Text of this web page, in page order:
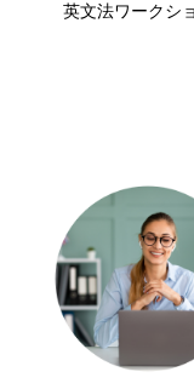
英文法ワークシ